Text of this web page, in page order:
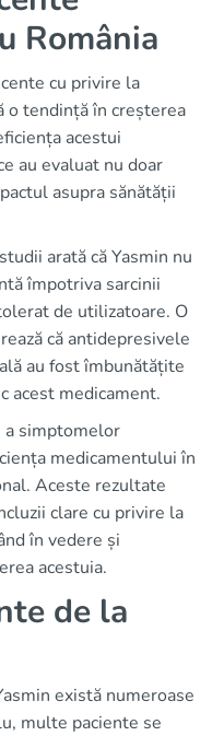
România
cu privire la
o tendință în creșterea
acestui
au evaluat nu doar
asupra sănătății
arată că Yasmin nu
împotriva sarcinii
de utilizatoare. O
că antidepresivele
au fost îmbunătățite
acest medicament.
a simptomelor
medicamentului în
Aceste rezultate
clare cu privire la
în vedere și
acestuia.
de la
există numeroase
multe paciente se